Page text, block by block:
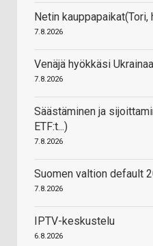
Netin kauppapaikat(Tori,
7.8.2026
Venäjä hyökkäsi
7.8.2026
Säästäminen ja
ETF:t...)
7.8.2026
Suomen valtion default
7.8.2026
IPTV-keskustelu
6.8.2026